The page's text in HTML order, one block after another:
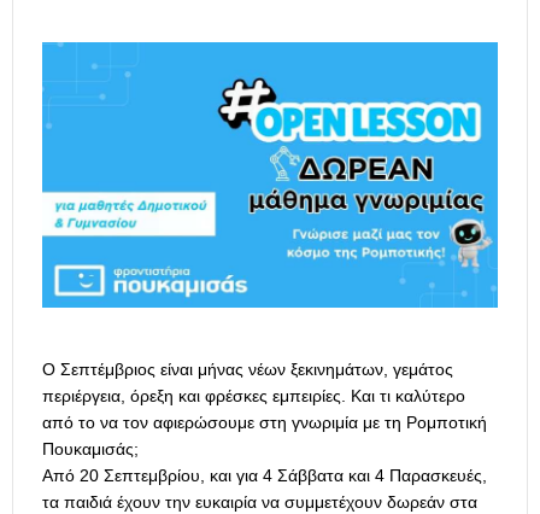
Ο Σεπτέμβριος είναι μήνας νέων ξεκινημάτων, γεμάτος
περιέργεια, όρεξη και φρέσκες εμπειρίες. Και τι καλύτερο
από το να τον αφιερώσουμε στη γνωριμία με τη Ρομποτική
Πουκαμισάς;
Από 20 Σεπτεμβρίου, και για 4 Σάββατα και 4 Παρασκευές,
τα παιδιά έχουν την ευκαιρία να συμμετέχουν δωρεάν στα